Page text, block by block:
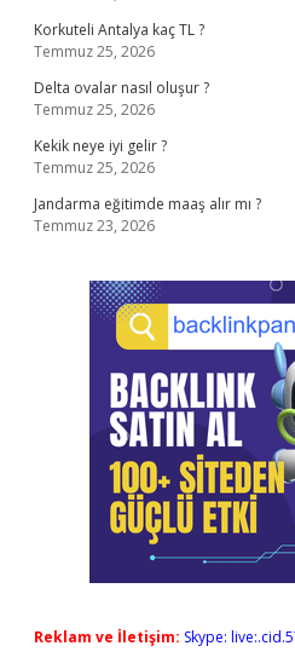
Korkuteli Antalya kaç TL ?
Temmuz 25, 2026
Delta ovalar nasıl oluşur ?
Temmuz 25, 2026
Kekik neye iyi gelir ?
Temmuz 25, 2026
Jandarma eğitimde maaş alır mı ?
Temmuz 23, 2026
Reklam ve İletişim: Skype: